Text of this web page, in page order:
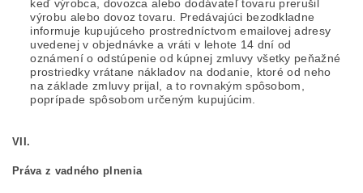
keď výrobca, dovozca alebo dodávateľ tovaru prerušil
výrobu alebo dovoz tovaru. Predávajúci bezodkladne
informuje kupujúceho prostredníctvom emailovej adresy
uvedenej v objednávke a vráti v lehote 14 dní od
oznámení o odstúpenie od kúpnej zmluvy všetky peňažné
prostriedky vrátane nákladov na dodanie, ktoré od neho
na základe zmluvy prijal, a to rovnakým spôsobom,
poprípade spôsobom určeným kupujúcim.
VII.
Práva z vadného plnenia